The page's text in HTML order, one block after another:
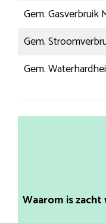
Gem. Gasverbruik
Gem.
Gem.
Waarom is